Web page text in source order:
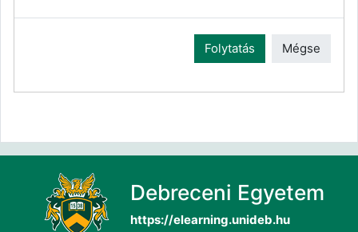
Folytatás Mégse
Debreceni Egyetem
https://elearning.unideb.hu